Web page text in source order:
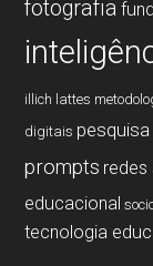
fotografia
illich lattes
digitais pesquisa
prompts redes
educacional
tecnologia